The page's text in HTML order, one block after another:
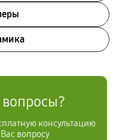
вопросы?
консультацию
вопросу